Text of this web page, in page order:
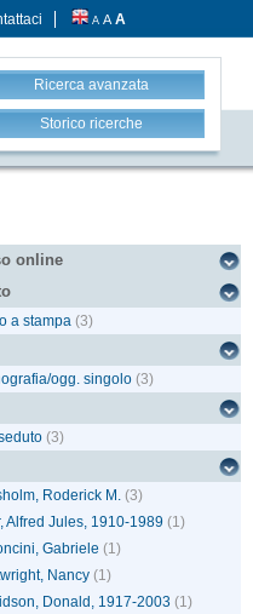
A A A
Ricerca avanzata
Storico ricerche
online
a stampa (3)
ogg. singolo (3)
(3)
Roderick M. (3)
Alfred Jules, 1910-1989 (1)
Gabriele (1)
Nancy (1)
Donald, 1917-2003 (1)